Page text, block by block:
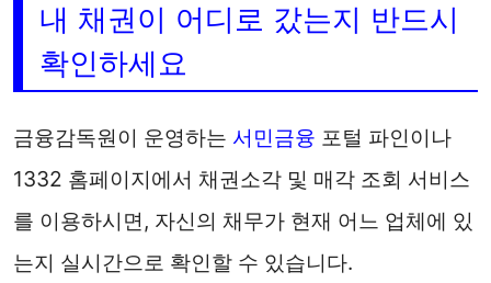
내 채권이 어디로 갔는지 반드시
확인하세요
금융감독원이 운영하는 서민금융 포털 파인이나
1332 홈페이지에서 채권소각 및 매각 조회 서비스
를 이용하시면, 자신의 채무가 현재 어느 업체에 있
는지 실시간으로 확인할 수 있습니다.